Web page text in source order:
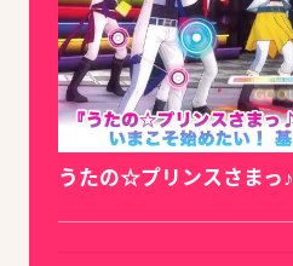
うたの☆プリンスさまっ♪